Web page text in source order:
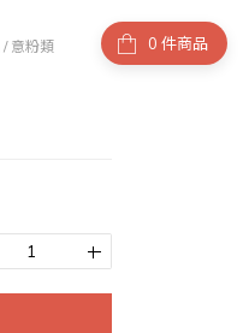
件商品
/ 意粉類